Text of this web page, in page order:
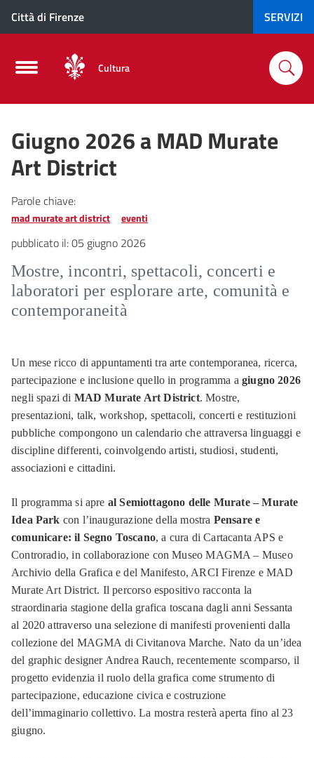
Città di Firenze SERVIZI
Cultura
Giugno 2026 a MAD Murate
Art District
Parole chiave:
mad murate art district eventi
pubblicato il:05 giugno 2026
Mostre, incontri, spettacoli, concerti e
laboratori per esplorare arte, comunità e
contemporaneità
Un mese ricco di appuntamenti tra arte contemporanea, ricerca,
partecipazione e inclusione quello in programma a giugno 2026
negli spazi di MAD Murate Art District. Mostre,
presentazioni, talk, workshop, spettacoli, concerti e restituzioni
pubbliche compongono un calendario che attraversa linguaggi e
discipline differenti, coinvolgendo artisti, studiosi, studenti,
associazioni e cittadini.
Il programma si apre al Semiottagono delle Murate – Murate
Idea Park con l’inaugurazione della mostra Pensare e
comunicare: il Segno Toscano, a cura di Cartacanta APS e
Controradio, in collaborazione con Museo MAGMA – Museo
Archivio della Grafica e del Manifesto, ARCI Firenze e MAD
Murate Art District. Il percorso espositivo racconta la
straordinaria stagione della grafica toscana dagli anni Sessanta
al 2020 attraverso una selezione di manifesti provenienti dalla
collezione del MAGMA di Civitanova Marche. Nato da un’idea
del graphic designer Andrea Rauch, recentemente scomparso, il
progetto evidenzia il ruolo della grafica come strumento di
partecipazione, educazione civica e costruzione
dell’immaginario collettivo. La mostra resterà aperta fino al 23
giugno.